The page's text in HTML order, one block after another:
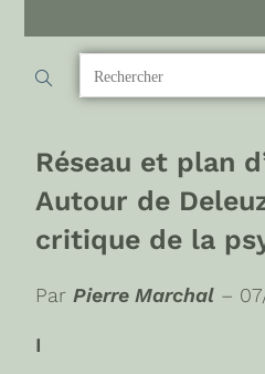
Réseau et plan
Autour de
critique de la
ParPierre Marchal –
I